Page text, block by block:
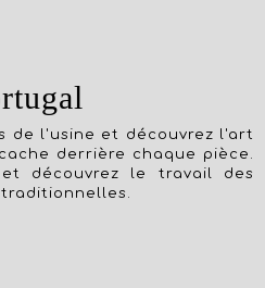
de l'usine et découvrez l'art
derrière chaque pièce.
découvrez le travail des